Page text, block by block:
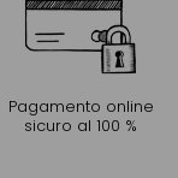
Pagamento online
sicuro al 100 %